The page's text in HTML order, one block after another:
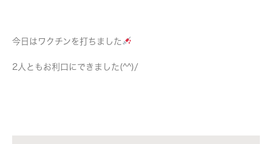
今日はワクチンを打ちました
2人ともお利口にできました(^^)/